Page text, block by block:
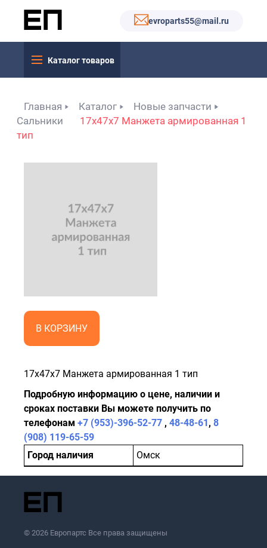
evroparts55@mail.ru
Каталог товаров
Главная Каталог
Новые запчасти
Сальники
17x47x7 Манжета армированная 1
тип
В КОРЗИНУ
17x47x7 Манжета армированная 1 тип
Подробную информацию о цене, наличии и
сроках поставки Вы можете получить по
телефонам +7 (953)-396-52-77 , 48-48-61, 8
(908) 119-65-59
Город наличия
Омск
© 2026 Европартс Все права защищены